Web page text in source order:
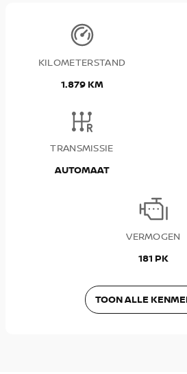
KILOMETERSTAND
1.879 KM
TRANSMISSIE
AUTOMAAT
VERMOGEN
181 PK
TOON ALLE